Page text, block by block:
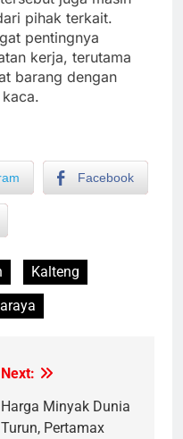
pihak terkait.
pentingnya
kerja, terutama
barang dengan
Facebook
Kalteng
Next:
Harga Minyak Dunia
Turun, Pertamax